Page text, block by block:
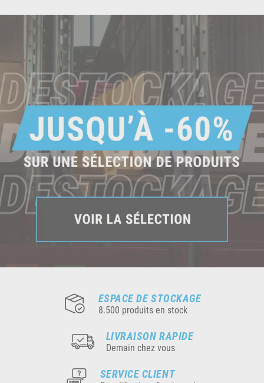
ESPACE DE STOCKAGE
8.500 produits en stock
LIVRAISON RAPIDE
Demain chez vous
SERVICE CLIENT